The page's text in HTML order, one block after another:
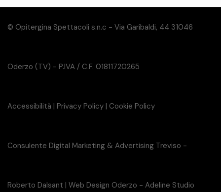
© Opitergina Spettacoli s.n.c - Via Garibaldi, 44 31046
Oderzo (TV) - P.IVA / C.F. 01811720265
Accessibilità | Privacy Policy | Cookie Policy
Consulente Digital Marketing & Advertising Treviso -
Roberto Dalsant | Web Design Oderzo - Adeline Studio